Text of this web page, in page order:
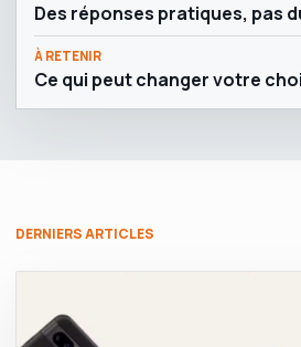
Des réponses pratiques, pas
À RETENIR
Ce qui peut changer votre
DERNIERS ARTICLES